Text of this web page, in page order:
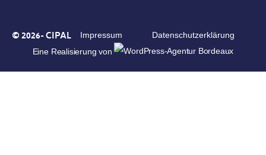
© 2026- CIPAL Impressum
Datenschutzerklärung
Eine Realisierung von